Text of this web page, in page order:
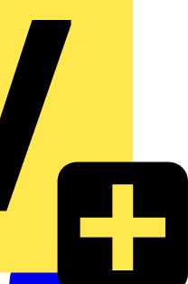
Datenschutzerklärung